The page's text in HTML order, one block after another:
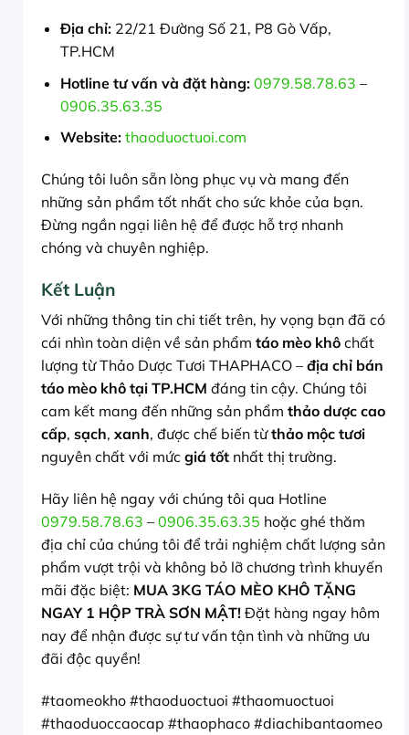
Địa chỉ:22/21 Đường Số 21, P8 Gò Vấp,
TP.HCM
Hotline tư vấn và đặt hàng: 0979.58.78.63 –
0906.35.63.35
Website: thaoduoctuoi.com
Chúng tôi luôn sẵn lòng phục vụ và mang đến
những sản phẩm tốt nhất cho sức khỏe của bạn.
Đừng ngần ngại liên hệ để được hỗ trợ nhanh
chóng và chuyên nghiệp.
Kết Luận
Với những thông tin chi tiết trên, hy vọng bạn đã có
cái nhìn toàn diện về sản phẩm táo mèo khô chất
lượng từ Thảo Dược Tươi THAPHACO – địa chỉ bán
táo mèo khô tại TP.HCM đáng tin cậy. Chúng tôi
cam kết mang đến những sản phẩm thảo dược cao
cấp, sạch, xanh, được chế biến từthảo mộc tươi
nguyên chất với mức giá tốt nhất thị trường.
Hãy liên hệ ngay với chúng tôi qua Hotline
0979.58.78.63 – 0906.35.63.35 hoặc ghé thăm
địa chỉ của chúng tôi để trải nghiệm chất lượng sản
phẩm vượt trội và không bỏ lỡ chương trình khuyến
mãi đặc biệt: MUA 3KG TÁO MÈO KHÔ TẶNG
NGAY 1 HỘP TRÀ SƠN MẬT! Đặt hàng ngay hôm
nay để nhận được sự tư vấn tận tình và những ưu
đãi độc quyền!
#taomeokho #thaoduoctuoi #thaomuoctuoi
#thaoduoccaocap #thaophaco #diachibantaomeo